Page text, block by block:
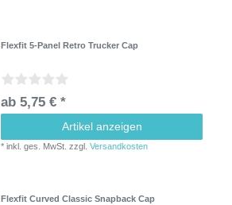
Flexfit 5-Panel Retro Trucker Cap
ab 5,75 € *
Artikel anzeigen
*inkl. ges. MwSt. zzgl.Versandkosten
Flexfit Curved Classic Snapback Cap